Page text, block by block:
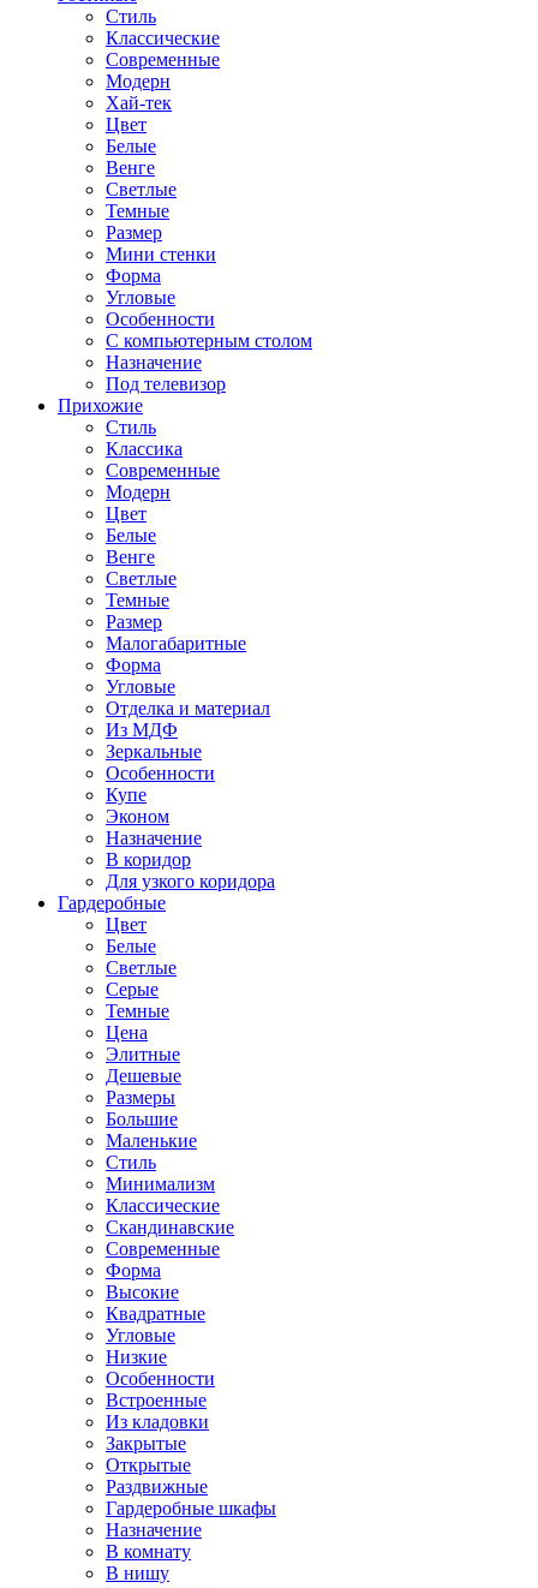
Стиль
Классические
Современные
Модерн
Хай-тек
Цвет
Белые
Венге
Светлые
Темные
Размер
Мини стенки
Форма
Угловые
Особенности
С компьютерным столом
Назначение
Под телевизор
Прихожие
Стиль
Классика
Современные
Модерн
Цвет
Белые
Венге
Светлые
Темные
Размер
Малогабаритные
Форма
Угловые
Отделка и материал
Из МДФ
Зеркальные
Особенности
Купе
Эконом
Назначение
В коридор
Для узкого коридора
Гардеробные
Цвет
Белые
Светлые
Серые
Темные
Цена
Элитные
Дешевые
Размеры
Большие
Маленькие
Стиль
Минимализм
Классические
Скандинавские
Современные
Форма
Высокие
Квадратные
Угловые
Низкие
Особенности
Встроенные
Из кладовки
Закрытые
Открытые
Раздвижные
Гардеробные шкафы
Назначение
В комнату
В нишу